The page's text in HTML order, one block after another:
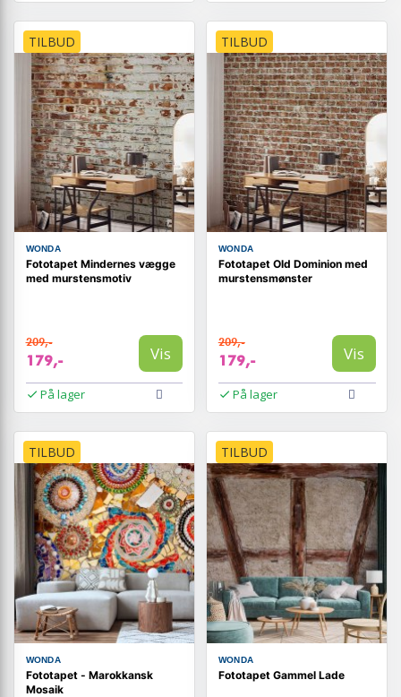
TILBUD
WONDA
Fototapet Mindernes vægge
med murstensmotiv
209,-
179,- Vis
På lager
TILBUD
WONDA
Fototapet Old Dominion med
murstensmønster
209,-
179,- Vis
På lager
TILBUD
WONDA
Fototapet - Marokkansk
Mosaik
TILBUD
WONDA
Fototapet Gammel Lade